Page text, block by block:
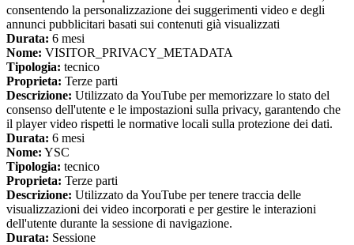
consentendo la personalizzazione dei suggerimenti video e degli
annunci pubblicitari basati sui contenuti già visualizzati
Durata: 6 mesi
Nome: VISITOR_PRIVACY_METADATA
Tipologia: tecnico
Proprieta: Terze parti
Descrizione: Utilizzato da YouTube per memorizzare lo stato del
consenso dell'utente e le impostazioni sulla privacy, garantendo che
il player video rispetti le normative locali sulla protezione dei dati.
Durata: 6 mesi
Nome: YSC
Tipologia: tecnico
Proprieta: Terze parti
Descrizione: Utilizzato da YouTube per tenere traccia delle
visualizzazioni dei video incorporati e per gestire le interazioni
dell'utente durante la sessione di navigazione.
Durata: Sessione